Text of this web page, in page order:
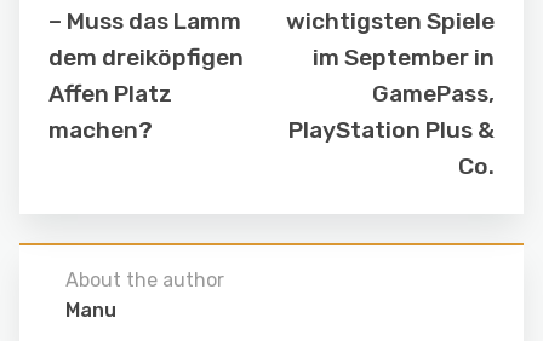
– Muss das Lamm
dem dreiköpfigen
Affen Platz
machen?
wichtigsten Spiele
im September in
GamePass,
PlayStation Plus &
Co.
About the author
Manu